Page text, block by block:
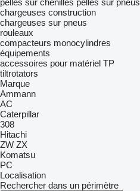
pelles sur chenilles pelles sur pneus
chargeuses construction
chargeuses sur pneus
rouleaux
compacteurs monocylindres
équipements
accessoires pour matériel TP
tiltrotators
Marque
Ammann
AC
Caterpillar
308
Hitachi
ZW ZX
Komatsu
PC
Localisation
Rechercher dans un périmètre